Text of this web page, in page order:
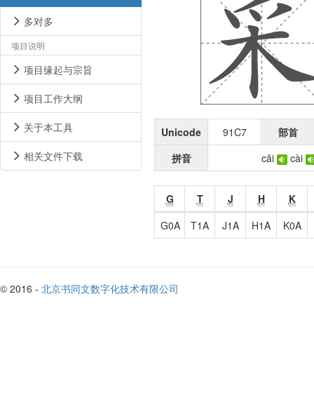
多对多
项目说明
项目缘起与宗旨
项目工作大纲
关于本工具
相关文件下载
Unicode 91C7
部首
拼音
cǎi cài
G T J H
K
G0A
T1A J1A H1A K0A
© 2016 - 北京书同文数字化技术有限公司